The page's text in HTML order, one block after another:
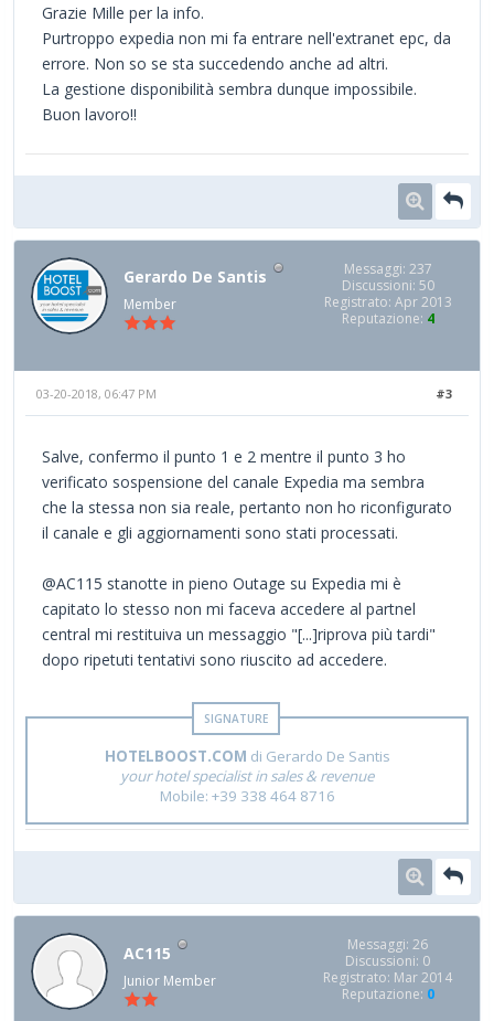
Grazie Mille per la info.
Purtroppo expedia non mi fa entrare nell'extranet epc, da
errore. Non so se sta succedendo anche ad altri.
La gestione disponibilità sembra dunque impossibile.
Buon lavoro!!
Gerardo De Santis
Member
Messaggi: 237
Discussioni: 50
Registrato: Apr 2013
Reputazione: 4
#3
03-20-2018, 06:47 PM
Salve, confermo il punto 1 e 2 mentre il punto 3 ho
verificato sospensione del canale Expedia ma sembra
che la stessa non sia reale, pertanto non ho riconfigurato
il canale e gli aggiornamenti sono stati processati.
@AC115 stanotte in pieno Outage su Expedia mi è
capitato lo stesso non mi faceva accedere al partnel
central mi restituiva un messaggio "[...]riprova più tardi"
dopo ripetuti tentativi sono riuscito ad accedere.
HOTELBOOST.COM di Gerardo De Santis
your hotel specialist in sales & revenue
Mobile: +39 338 464 8716
AC115
Junior Member
Messaggi: 26
Discussioni: 0
Registrato: Mar 2014
Reputazione: 0